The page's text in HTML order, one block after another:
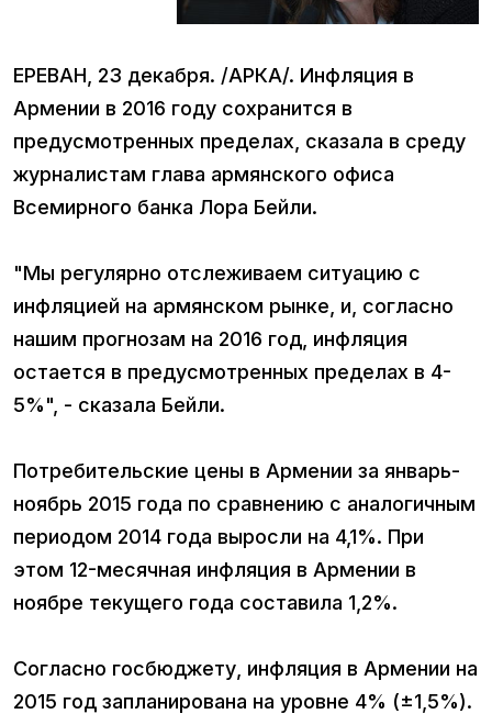
ЕРЕВАН, 23 декабря. /АРКА/. Инфляция в
Армении в 2016 году сохранится в
предусмотренных пределах, сказала в среду
журналистам глава армянского офиса
Всемирного банка Лора Бейли.
"Мы регулярно отслеживаем ситуацию с
инфляцией на армянском рынке, и, согласно
нашим прогнозам на 2016 год, инфляция
остается в предусмотренных пределах в 4-
5%", - сказала Бейли.
Потребительские цены в Армении за январь-
ноябрь 2015 года по сравнению с аналогичным
периодом 2014 года выросли на 4,1%. При
этом 12-месячная инфляция в Армении в
ноябре текущего года составила 1,2%.
Согласно госбюджету, инфляция в Армении на
2015 год запланирована на уровне 4% (±1,5%).